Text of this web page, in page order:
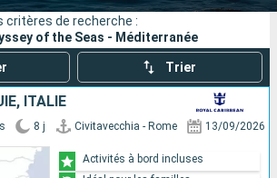
Rechercher
critères de recherche :
of the Seas - Méditerranée
Trier
ITALIE
8 j Civitavecchia - Rome 13/09/2026
Activités à bord incluses